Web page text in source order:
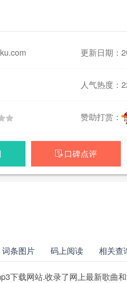
更新日期：
人气热度：
赞助打赏：
 口碑点评
词条图片 码上阅读 相关查
下载网站.收录了网上最新歌曲